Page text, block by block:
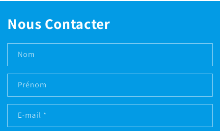
Nous Contacter
Nom
Prénom
E-mail *